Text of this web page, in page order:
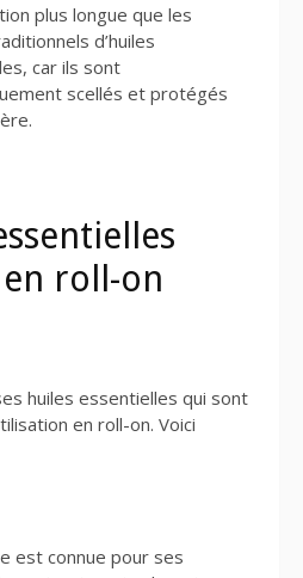
plus longue que les
d’huiles
car ils sont
scellés et protégés
roll-on
huiles essentielles qui sont
en roll-on. Voici
est connue pour ses